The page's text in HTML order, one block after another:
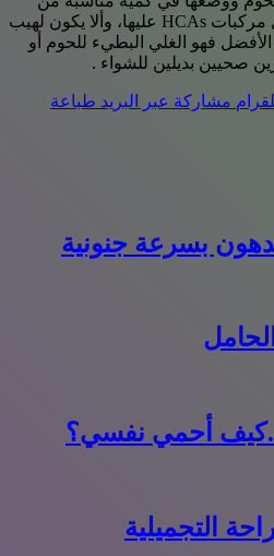
الخلّ قبل شوائها لتقليل تشكل مركبات HCAs عليها، وألا يكون لهيب
الأفضل فهو الغلي البطيء للحوم أو
صحيين بديلين للشواء .
مشاركة عبر البريد طباعة
بسرعة جنونية
أحمي نفسي؟
التجميلية